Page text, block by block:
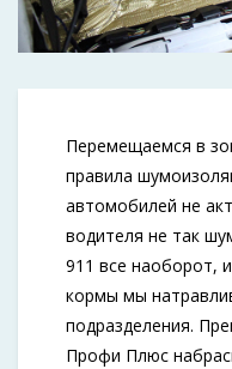
Перемещаемся в
правила
автомобилей не
водителя не так
911 все наоборот,
кормы мы
подразделения.
Профи Плюс